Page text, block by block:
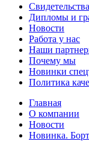
Дипломы и
Новости
Работа у нас
Наши
Почему мы
Новинки
Политика
Главная
О компании
Новости
Новинка.